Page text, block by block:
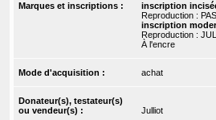
Marques et inscriptions :
inscription
Reproduction :
inscription
Reproduction :
À l'encre
Mode d'acquisition : achat
Donateur(s), testateur(s)
ou vendeur(s) :
Julliot